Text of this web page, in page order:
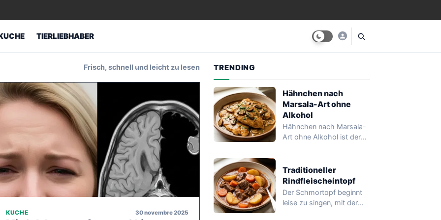
TIERLIEBHABER
Frisch, schnell und leicht zu lesen
KUCHE 30 novembre 2025
TRENDING
Hähnchen nach
Marsala-Art ohne
Alkohol
Hähnchen nach Marsala-
Art ohne Alkohol ist der
Traditioneller
Rindfleischeintopf
Der Schmortopf beginnt
leise zu singen, mit der